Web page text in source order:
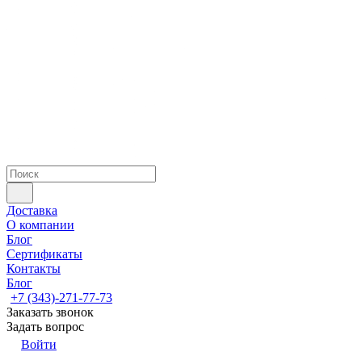
Доставка
О компании
Блог
Сертификаты
Контакты
Блог
+7 (343)-271-77-73
Заказать звонок
Задать вопрос
Войти